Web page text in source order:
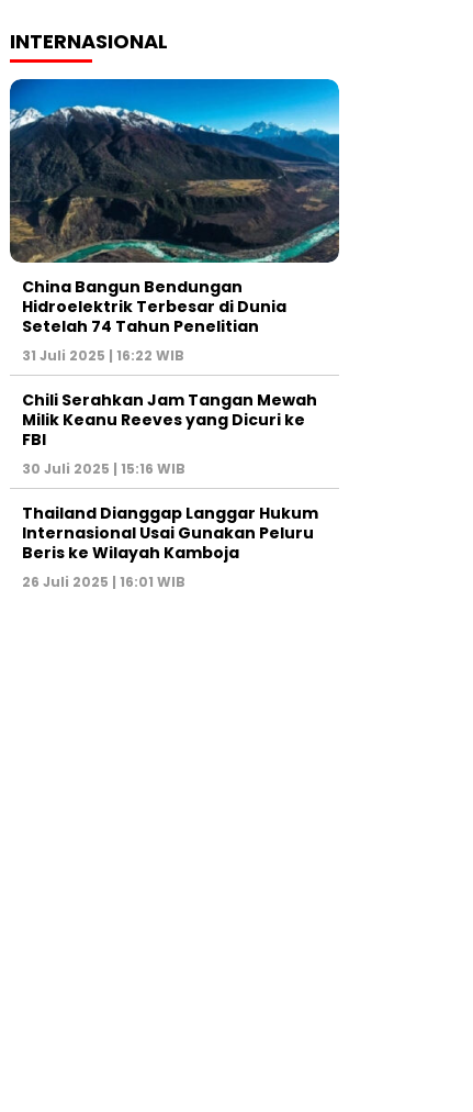
INTERNASIONAL
China Bangun Bendungan
Hidroelektrik Terbesar di Dunia
Setelah 74 Tahun Penelitian
31 Juli 2025 | 16:22 WIB
Chili Serahkan Jam Tangan Mewah
Milik Keanu Reeves yang Dicuri ke
FBI
30 Juli 2025 | 15:16 WIB
Thailand Dianggap Langgar Hukum
Internasional Usai Gunakan Peluru
Beris ke Wilayah Kamboja
26 Juli 2025 | 16:01 WIB